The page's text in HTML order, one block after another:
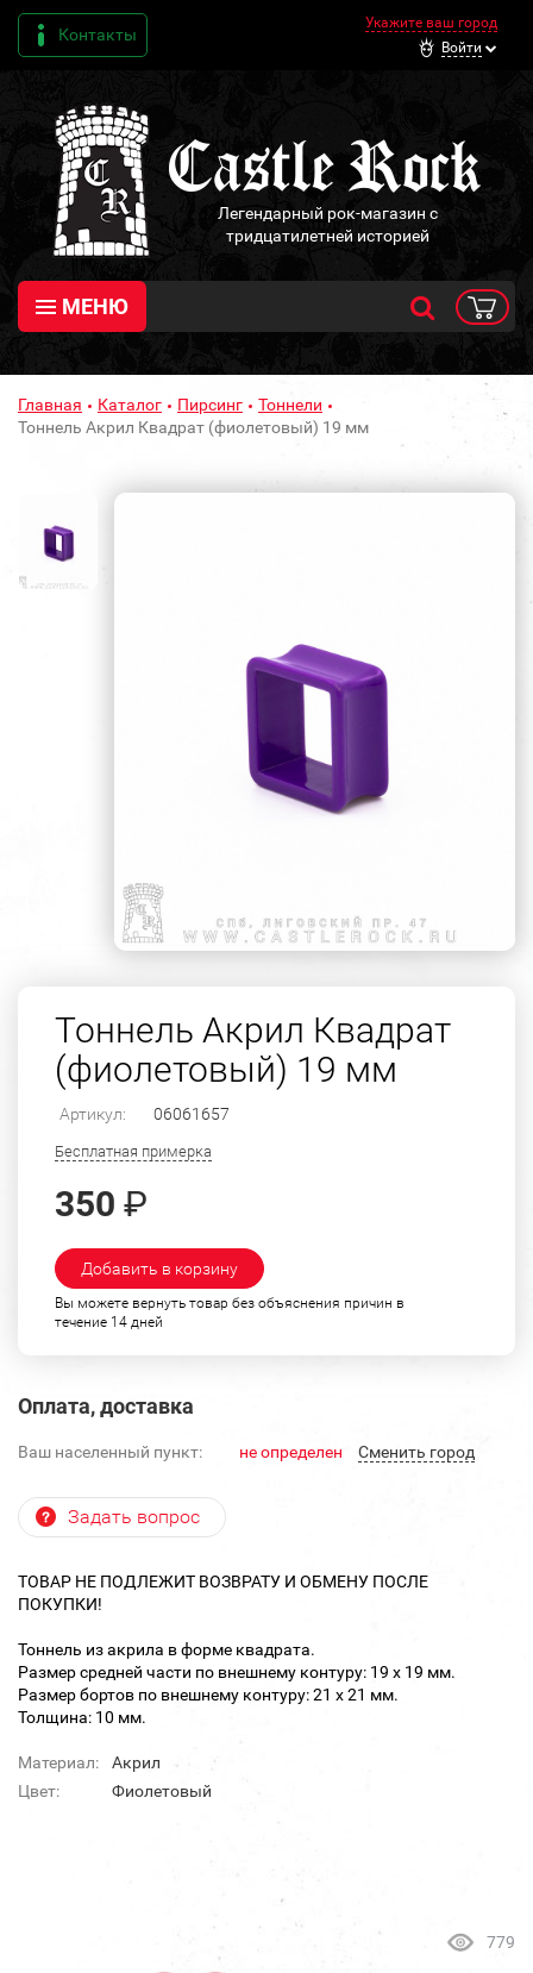
Контакты
Укажите ваш город
Войти
Легендарный рок-магазин с
тридцатилетней историей
МЕНЮ
Главная Каталог Пирсинг
Тоннели
Тоннель Акрил Квадрат (фиолетовый) 19 мм
Тоннель Акрил Квадрат
(фиолетовый) 19 мм
Артикул: 06061657
Бесплатная примерка
350 ₽
Добавить в корзину
Вы можете вернуть товар без объяснения причин в
течение 14 дней
Оплата, доставка
Ваш населенный пункт: не определен Cменить город
Задать вопрос
ТОВАР НЕ ПОДЛЕЖИТ ВОЗВРАТУ И ОБМЕНУ ПОСЛЕ
ПОКУПКИ!
Тоннель из акрила в форме квадрата.
Размер средней части по внешнему контуру: 19 х 19 мм.
Размер бортов по внешнему контуру: 21 х 21 мм.
Толщина: 10 мм.
Материал:
Акрил
Цвет:
Фиолетовый
779